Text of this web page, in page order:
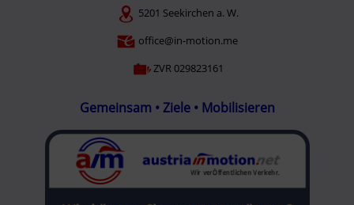
5201 Seekirchen a. W.
office@in-motion.me
ZVR 029823161
Gemeinsam • Ziele • Mobilisieren